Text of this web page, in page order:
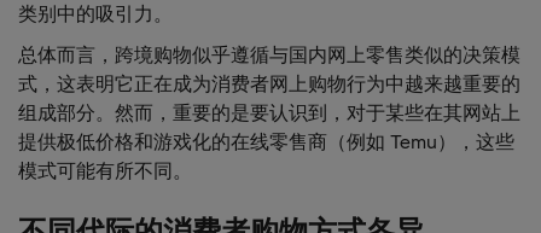
类别中的吸引力。
总体而言，跨境购物似乎遵循与国内网上零售类似的决策模
式，这表明它正在成为消费者网上购物行为中越来越重要的
组成部分。然而，重要的是要认识到，对于某些在其网站上
提供极低价格和游戏化的在线零售商（例如 Temu），这些
模式可能有所不同。